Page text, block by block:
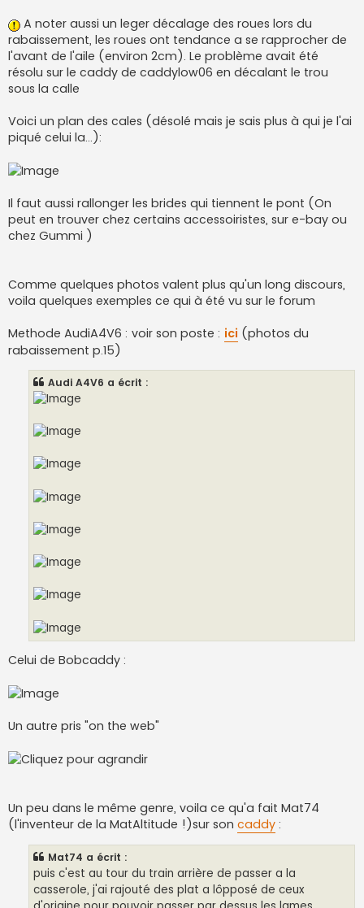
A noter aussi un leger décalage des roues lors du
rabaissement, les roues ont tendance a se rapprocher de
l'avant de l'aile (environ 2cm). Le problème avait été
résolu sur le caddy de caddylow06 en décalant le trou
sous la calle
Voici un plan des cales (désolé mais je sais plus à qui je l'ai
piqué celui la...):
Il faut aussi rallonger les brides qui tiennent le pont (On
peut en trouver chez certains accessoiristes, sur e-bay ou
chez Gummi )
Comme quelques photos valent plus qu'un long discours,
voila quelques exemples ce qui à été vu sur le forum
Methode AudiA4V6 : voir son poste : ici (photos du
rabaissement p.15)
Audi A4V6 a écrit :
Celui de Bobcaddy :
Un autre pris "on the web"
Un peu dans le même genre, voila ce qu'a fait Mat74
(l'inventeur de la MatAltitude !)sur son caddy :
Mat74 a écrit :
puis c'est au tour du train arrière de passer a la
casserole, j'ai rajouté des plat a lôpposé de ceux